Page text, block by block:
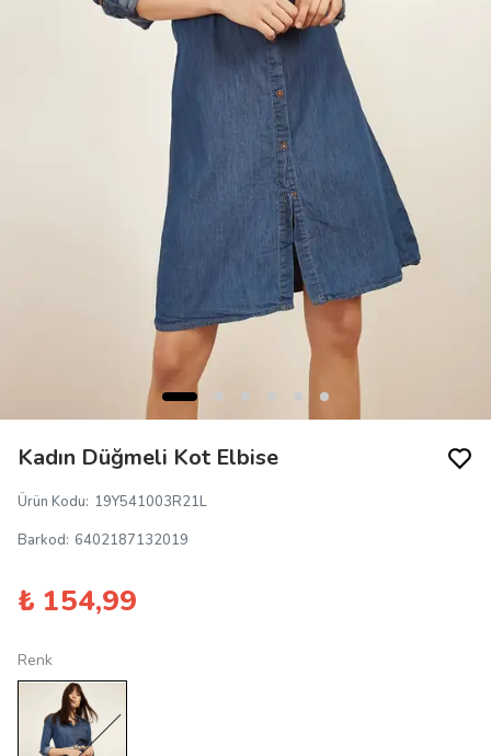
Kadın Düğmeli Kot Elbise
Ürün Kodu: 19Y541003R21L
Barkod: 6402187132019
₺ 154,99
Renk